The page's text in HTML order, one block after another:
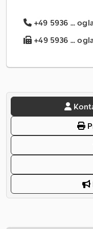
+49 5936 ...
+49 5936 ...